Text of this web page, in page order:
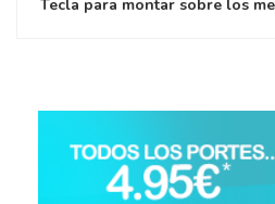
Tecla para montar sobre los